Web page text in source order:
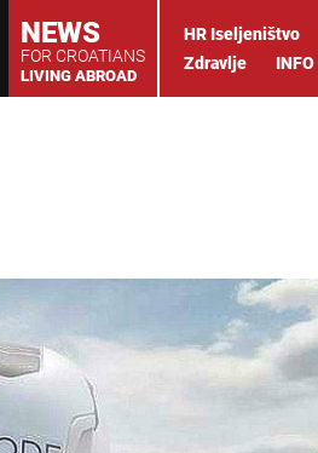
NEWS
FOR CROATIANS
LIVING ABROAD
HR Iseljeništvo
Zdravlje
INFO